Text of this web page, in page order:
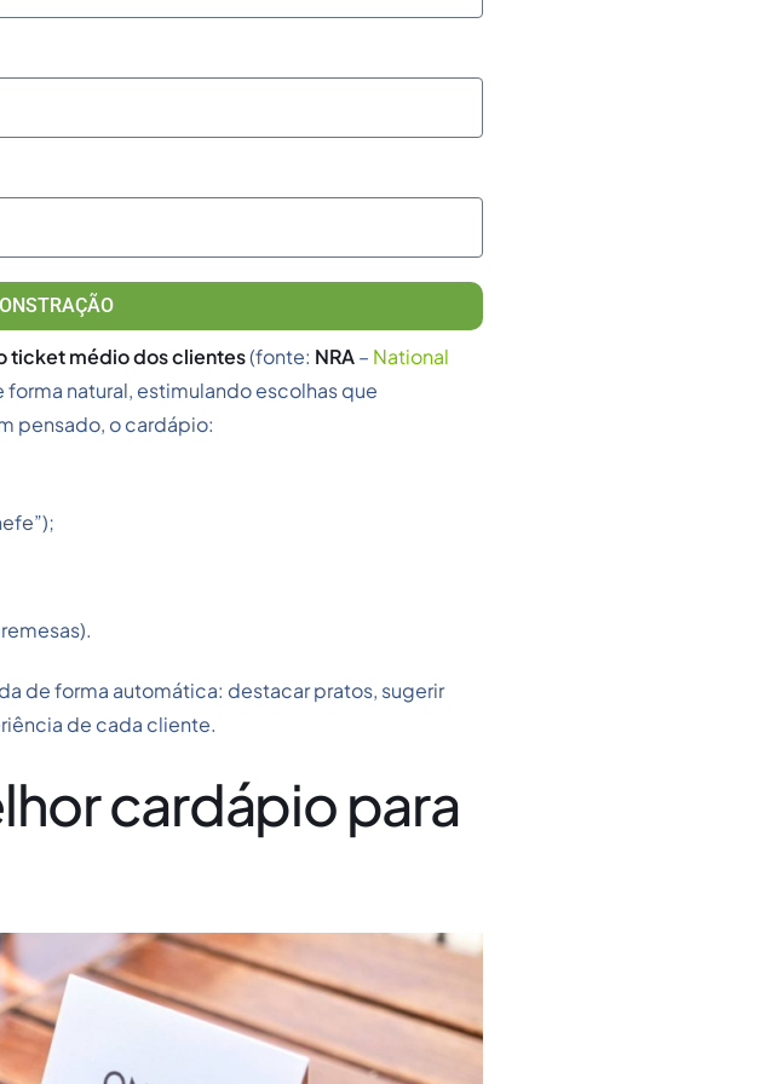
ticket médio dos clientes(fonte: NRA– National
forma natural, estimulando escolhas que
pensado, o cardápio:
de forma automática: destacar pratos, sugerir
de cada cliente.
cardápio para